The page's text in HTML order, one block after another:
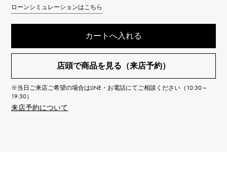
ローンシミュレーションはこちら
カートへ入れる
店頭で商品を見る（来店予約）
※当日ご来店ご希望の場合はLINE・お電話にてご相談ください（10:30～
19:30）
来店予約について